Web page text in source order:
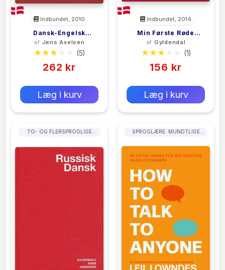
Indbundet, 2010
Dansk-Engelsk
Ordbog
af Jens Axelsen
(5)
262 kr
Læg i kurv
Indbundet, 2014
Min Første Røde
Ordbog
af Gyldendal
Ordbogsredaktion
(1)
156 kr
Læg i kurv
TO- OG FLERSPROGLIGE
SPROGLÆRE: MUNDTLIGE